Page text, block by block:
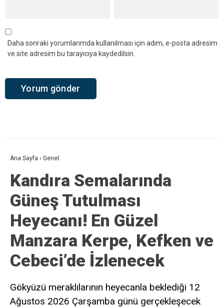
Daha sonraki yorumlarımda kullanılması için adım, e-posta adresim
ve site adresim bu tarayıcıya kaydedilsin.
Ana Sayfa › Genel
Kandıra Semalarında
Güneş Tutulması
Heyecanı! En Güzel
Manzara Kerpe, Kefken ve
Cebeci’de İzlenecek
Gökyüzü meraklılarının heyecanla beklediği 12
Ağustos 2026 Çarşamba günü gerçekleşecek